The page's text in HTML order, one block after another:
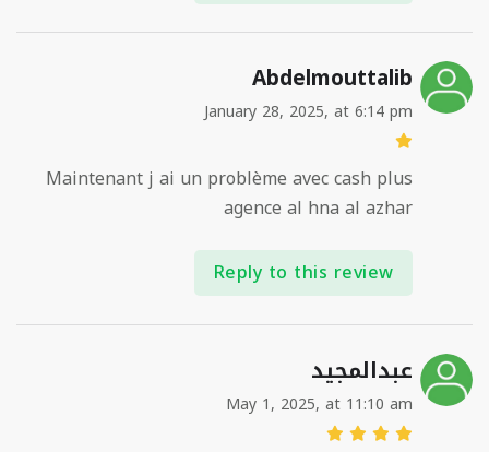
Abdelmouttalib
January 28, 2025, at 6:14 pm
Maintenant j ai un problème avec cash plus
agence al hna al azhar
Reply to this review
عبدالمجيد
May 1, 2025, at 11:10 am